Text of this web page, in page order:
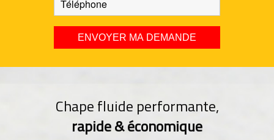
Chape fluide performante,
rapide & économique